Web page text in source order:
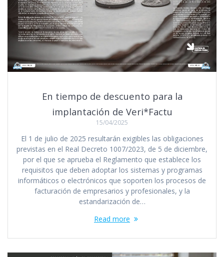
En tiempo de descuento para la
implantación de Veri*Factu
15/04/2025
El 1 de julio de 2025 resultarán exigibles las obligaciones
previstas en el Real Decreto 1007/2023, de 5 de diciembre,
por el que se aprueba el Reglamento que establece los
requisitos que deben adoptar los sistemas y programas
informáticos o electrónicos que soporten los procesos de
facturación de empresarios y profesionales, y la
estandarización de…
Read more